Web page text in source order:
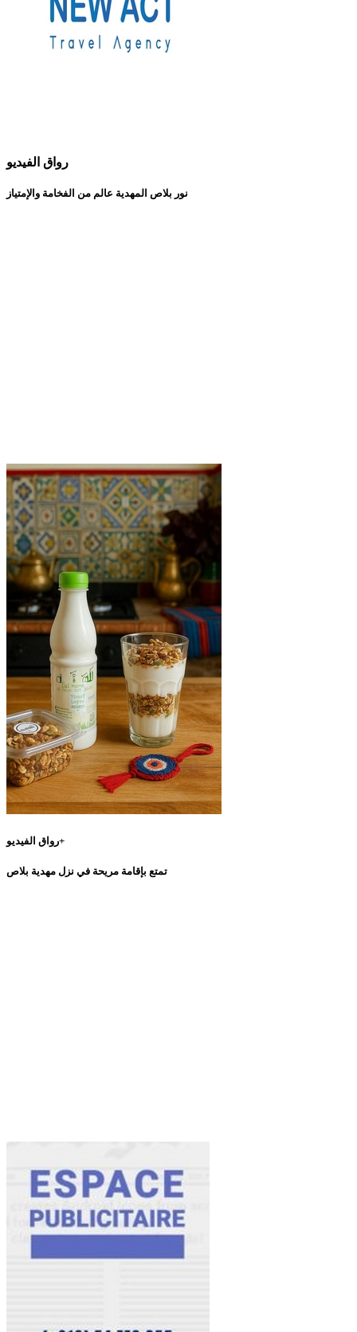
رواق الفيديو
نور بلاص المهدية عالم من الفخامة والإمتياز
رواق الفيديو+
تمتع بإقامة مريحة في نزل مهدية بلاص